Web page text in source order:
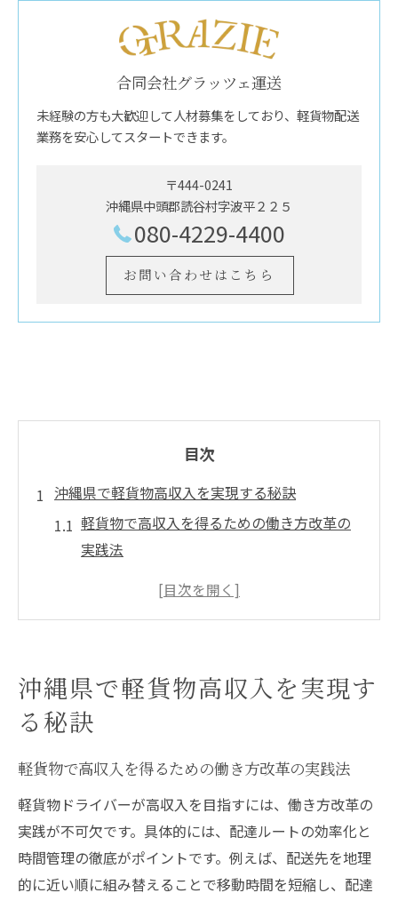
合同会社グラッツェ運送
未経験の方も大歓迎して人材募集をしており、軽貨物配送
業務を安心してスタートできます。
〒444-0241
沖縄県中頭郡読谷村字波平２２５
080-4229-4400
お問い合わせはこちら
目次
沖縄県で軽貨物高収入を実現する秘訣
軽貨物で高収入を得るための働き方改革の
実践法
需要拡大で注目の軽貨物業界の収入事情を
高収入を目指す軽貨物配達の成功体験の共
有
効率的な働き方で軽貨物収入を安定化する
方法
高単価案件を選ぶ軽貨物ドライバーの戦略
軽貨物ドライバーが高単価案件を見極める
基準
沖縄県で軽貨物高収入を実現す
る秘訣
軽貨物で高収入を得るための働き方改革の実践法
軽貨物ドライバーが高収入を目指すには、働き方改革の
実践が不可欠です。具体的には、配達ルートの効率化と
時間管理の徹底がポイントです。例えば、配送先を地理
的に近い順に組み替えることで移動時間を短縮し、配達